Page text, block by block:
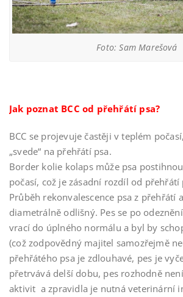
Foto: Sam Marešová
Jak poznat BCC od přehřátí psa?
BCC se projevuje častěji v teplém
„svede“ na přehřátí psa.
Border kolie kolaps může psa
počasí, což je zásadní rozdíl od přehřátí
Průběh rekonvalescence psa z přehřátí
diametrálně odlišný. Pes se po
vrací do úplného normálu a byl by
(což zodpovědný majitel samozřejmě
přehřátého psa je zdlouhavé, pes je
přetrvává delší dobu, pes rozhodně
aktivit a zpravidla je nutná veterinární